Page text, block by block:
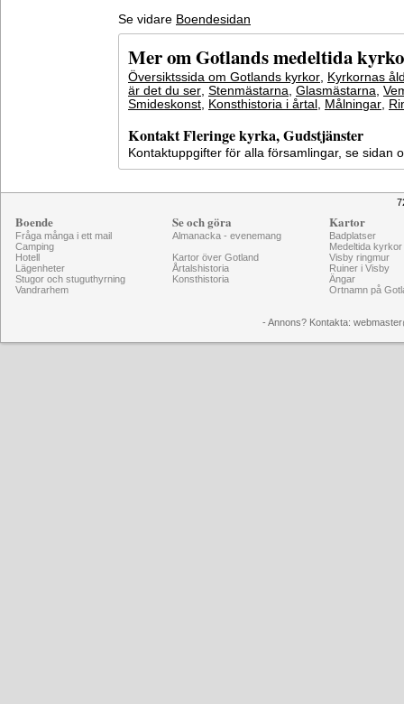
Se vidare Boendesidan
Mer om Gotlands medeltida
Översiktssida om Gotlands kyrkor, Kyrkornas
är det du ser, Stenmästarna, Glasmästarna,
Smideskonst, Konsthistoria i årtal , Målningar,
Kontakt Fleringe kyrka, Gudstjänster
Kontaktuppgifter för alla församlingar, se sidan
Boende
Fråga många i ett mail
Camping
Hotell
Lägenheter
Stugor och stuguthyrning
Vandrarhem
Se och göra
Almanacka - evenemang
Kartor över Gotland
Årtalshistoria
Konsthistoria
Kartor
Badplatser
Medeltida kyrkor
Visby ringmur
Ruiner i Visby
Ängar
Ortnamn på
- Annons? Kontakta: